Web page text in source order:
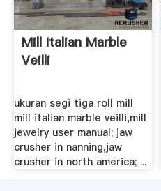
Mill Italian Marble
Veilli
ukuran segi tiga roll mill
mill italian marble veilli,mill
jewelry user manual; jaw
crusher in nanning,jaw
crusher in north america; ...